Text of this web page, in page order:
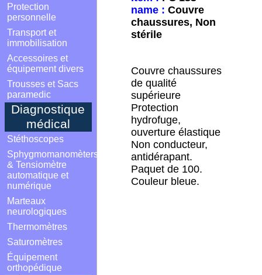
Protection
personnelle
Transport et
immobilisation
Accessoires et
équipement divers
Trousses et Sacs
paramedic
Diagnostique
médical
Stéthoscopes
Sphygmomanomèters
& Tensiomètre
automatique et
numérique
Marteaux
neurologiques
Thermomètres
Saturomètres
Équipement
orthopédique
name : Couvre
chaussures, Non
stérile
Couvre chaussures
de qualité
supérieure
Protection
hydrofuge,
ouverture élastique
Non conducteur,
antidérapant.
Paquet de 100.
Couleur bleue.